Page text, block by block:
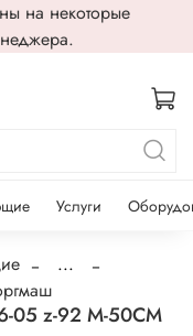
на некоторые
Услуги
...
05 z-92 М-50СМ